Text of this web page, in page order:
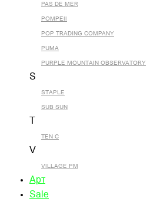
PAS DE MER
POMPEII
POP TRADING COMPANY
PUMA
PURPLE MOUNTAIN OBSERVATORY
S
STAPLE
SUB SUN
TEN C
V
VILLAGE PM
Арт
Sale